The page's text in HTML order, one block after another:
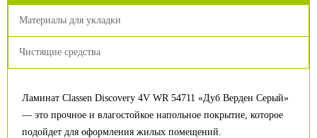
Материалы для укладки
Чистящие средства
Ламинат Classen Discovery 4V WR 54711 «Дуб Верден Серый»
— это прочное и влагостойкое напольное покрытие, которое
подойдет для оформления жилых помещений.